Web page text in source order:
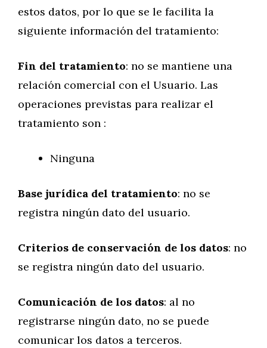
estos datos, por lo que se le facilita la
siguiente información del tratamiento:
Fin del tratamiento: no se mantiene una
relación comercial con el Usuario. Las
operaciones previstas para realizar el
tratamiento son :
Ninguna
Base jurídica del tratamiento: no se
registra ningún dato del usuario.
Criterios de conservación de los datos: no
se registra ningún dato del usuario.
Comunicación de los datos: al no
registrarse ningún dato, no se puede
comunicar los datos a terceros.